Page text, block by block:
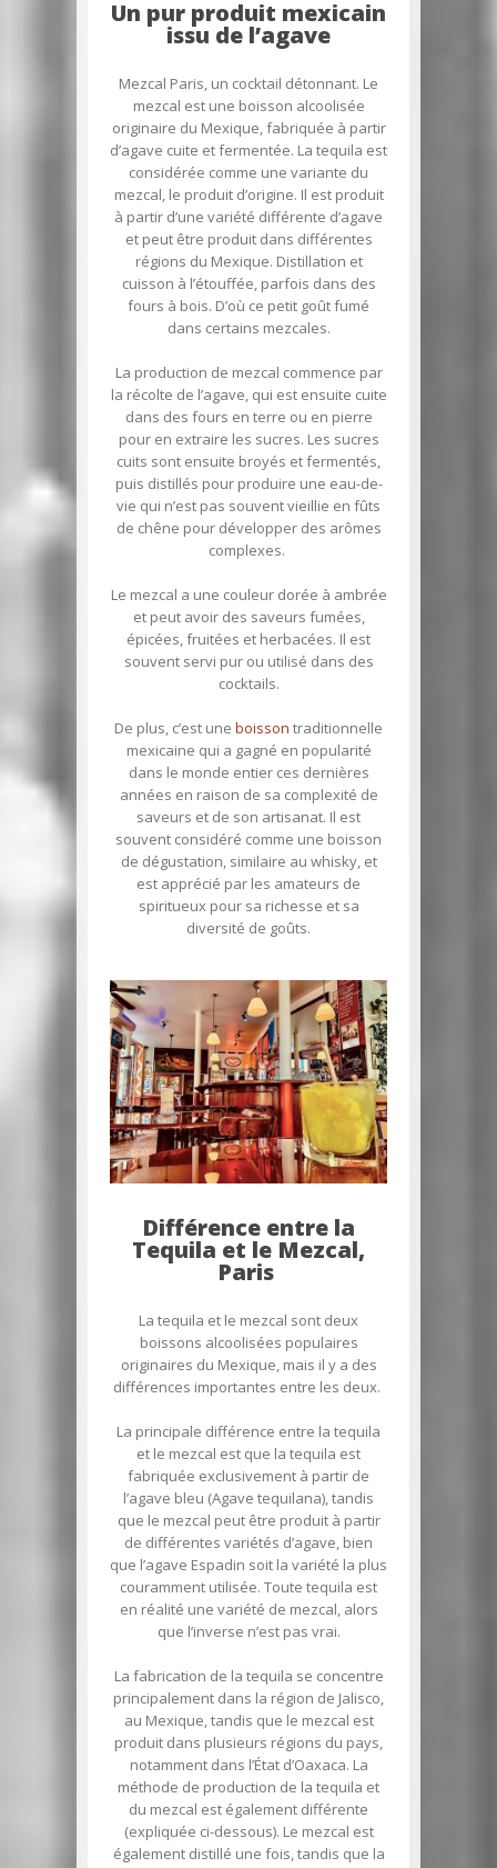
Un pur produit mexicain
issu de l’agave
Mezcal Paris, un cocktail détonnant. Le
mezcal est une boisson alcoolisée
originaire du Mexique, fabriquée à partir
d’agave cuite et fermentée. La tequila est
considérée comme une variante du
mezcal, le produit d’origine. Il est produit
à partir d’une variété différente d’agave
et peut être produit dans différentes
régions du Mexique. Distillation et
cuisson à l’étouffée, parfois dans des
fours à bois. D’où ce petit goût fumé
dans certains mezcales.
La production de mezcal commence par
la récolte de l’agave, qui est ensuite cuite
dans des fours en terre ou en pierre
pour en extraire les sucres. Les sucres
cuits sont ensuite broyés et fermentés,
puis distillés pour produire une eau-de-
vie qui n’est pas souvent vieillie en fûts
de chêne pour développer des arômes
complexes.
Le mezcal a une couleur dorée à ambrée
et peut avoir des saveurs fumées,
épicées, fruitées et herbacées. Il est
souvent servi pur ou utilisé dans des
cocktails.
De plus, c’est une boisson traditionnelle
mexicaine qui a gagné en popularité
dans le monde entier ces dernières
années en raison de sa complexité de
saveurs et de son artisanat. Il est
souvent considéré comme une boisson
de dégustation, similaire au whisky, et
est apprécié par les amateurs de
spiritueux pour sa richesse et sa
diversité de goûts.
Différence entre la
Tequila et le Mezcal,
Paris
La tequila et le mezcal sont deux
boissons alcoolisées populaires
originaires du Mexique, mais il y a des
différences importantes entre les deux.
La principale différence entre la tequila
et le mezcal est que la tequila est
fabriquée exclusivement à partir de
l’agave bleu (Agave tequilana), tandis
que le mezcal peut être produit à partir
de différentes variétés d’agave, bien
que l’agave Espadin soit la variété la plus
couramment utilisée. Toute tequila est
en réalité une variété de mezcal, alors
que l’inverse n’est pas vrai.
La fabrication de la tequila se concentre
principalement dans la région de Jalisco,
au Mexique, tandis que le mezcal est
produit dans plusieurs régions du pays,
notamment dans l’État d’Oaxaca. La
méthode de production de la tequila et
du mezcal est également différente
(expliquée ci-dessous). Le mezcal est
également distillé une fois, tandis que la